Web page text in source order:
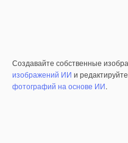
Создавайте собственные
изображений ИИ и
фотографий на основе ИИ.